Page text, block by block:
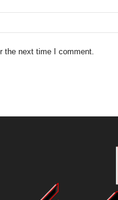
the next time I comment.